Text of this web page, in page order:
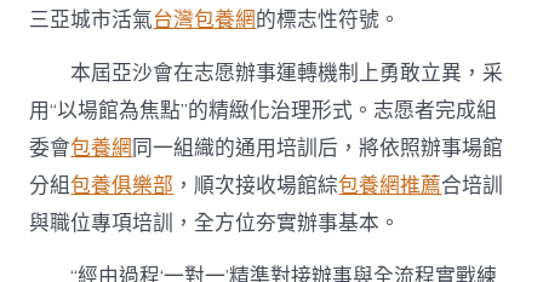
三亞城市活氣台灣包養網的標志性符號。
本屆亞沙會在志愿辦事運轉機制上勇敢立異，采
用“以場館為焦點”的精緻化治理形式。志愿者完成組
委會包養網同一組織的通用培訓后，將依照辦事場館
分組包養俱樂部 ，順次接收場館綜包養網推薦合培訓
與職位專項培訓，全方位夯實辦事基本。